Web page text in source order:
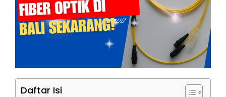
Daftar Isi